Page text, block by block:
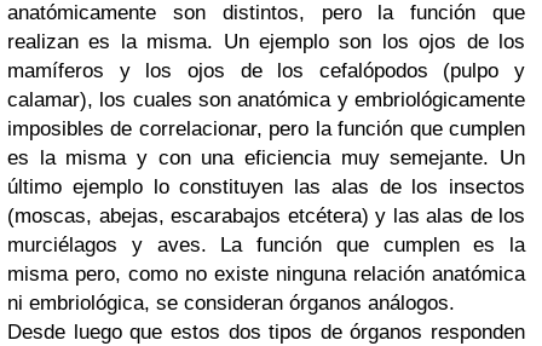
anatómicamente son distintos, pero la función que
realizan es la misma. Un ejemplo son los ojos de los
mamíferos y los ojos de los cefalópodos (pulpo y
calamar), los cuales son anatómica y embriológicamente
imposibles de correlacionar, pero la función que cumplen
es la misma y con una eficiencia muy semejante. Un
último ejemplo lo constituyen las alas de los insectos
(moscas, abejas, escarabajos etcétera) y las alas de los
murciélagos y aves. La función que cumplen es la
misma pero, como no existe ninguna relación anatómica
ni embriológica, se consideran órganos análogos.
Desde luego que estos dos tipos de órganos responden